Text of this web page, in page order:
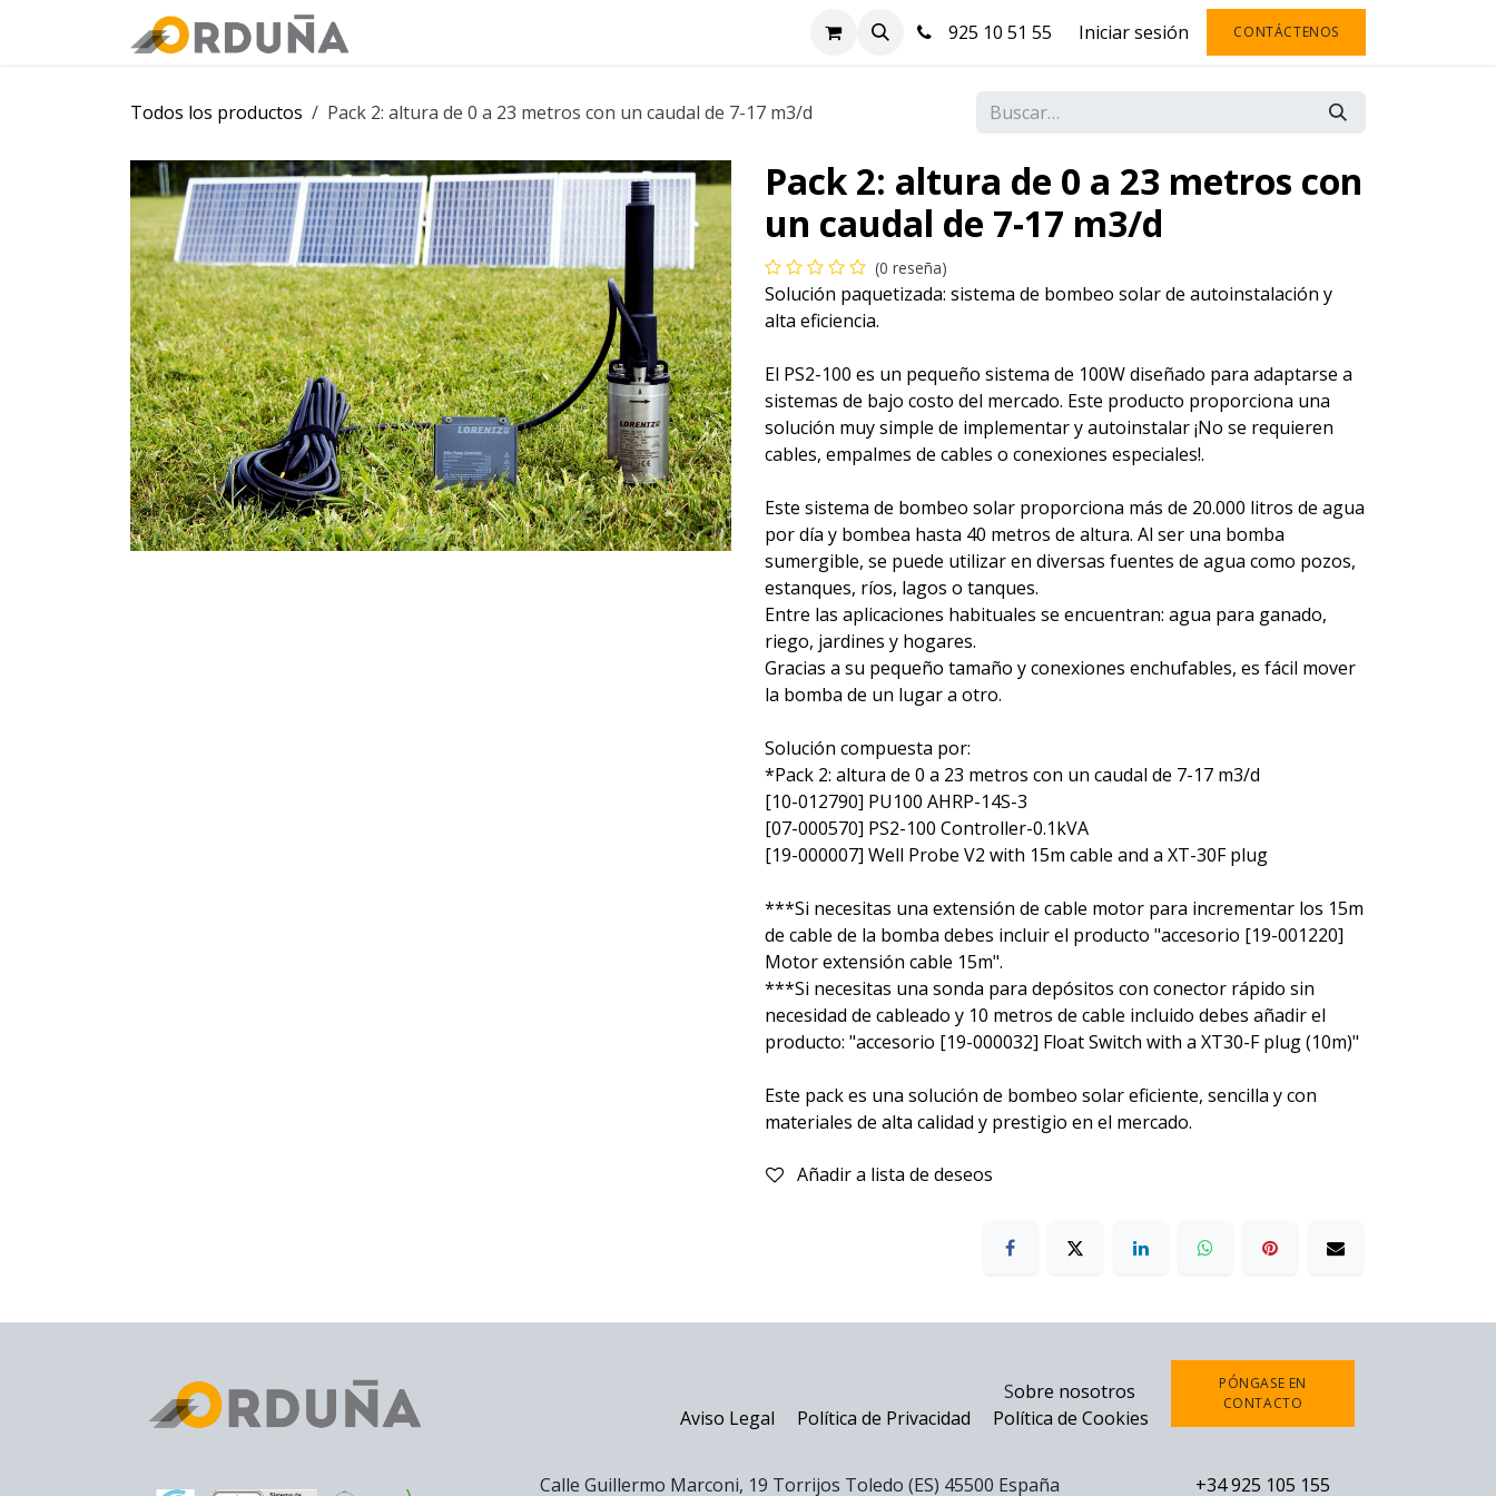
Blog Contacto925 10 51 55 Iniciar sesión CONTÁCTENOS
Todos los productos Pack 2: altura de 0 a 23 metros con un caudal de 7-17 m3/d
Pack 2: altura de 0 a 23 metros con
un caudal de 7-17 m3/d
(0 reseña)
Solución paquetizada: sistema de bombeo solar de autoinstalación y
alta eficiencia.
El PS2-100 es un pequeño sistema de 100W diseñado para adaptarse a
sistemas de bajo costo del mercado. Este producto proporciona una
solución muy simple de implementar y autoinstalar ¡No se requieren
cables, empalmes de cables o conexiones especiales!.
Este sistema de bombeo solar proporciona más de 20.000 litros de agua
por día y bombea hasta 40 metros de altura. Al ser una bomba
sumergible, se puede utilizar en diversas fuentes de agua como pozos,
estanques, ríos, lagos o tanques.
Entre las aplicaciones habituales se encuentran: agua para ganado,
riego, jardines y hogares.
Gracias a su pequeño tamaño y conexiones enchufables, es fácil mover
la bomba de un lugar a otro.
Solución compuesta por:
*Pack 2: altura de 0 a 23 metros con un caudal de 7-17 m3/d
[10-012790] PU100 AHRP-14S-3
[07-000570] PS2-100 Controller-0.1kVA
[19-000007] Well Probe V2 with 15m cable and a XT-30F plug
***Si necesitas una extensión de cable motor para incrementar los 15m
de cable de la bomba debes incluir el producto "accesorio [19-001220]
Motor extensión cable 15m".
***Si necesitas una sonda para depósitos con conector rápido sin
necesidad de cableado y 10 metros de cable incluido debes añadir el
producto: "accesorio [19-000032] Float Switch with a XT30-F plug (10m)"
Este pack es una solución de bombeo solar eficiente, sencilla y con
materiales de alta calidad y prestigio en el mercado.
Añadir a lista de deseos
Sobre nosotros
Aviso Legal
Política de Privacidad Política de Cookies
Calle Guillermo Marconi, 19 Torrijos Toledo (ES) 45500 España
PÓNGASE EN
CONTACTO
+34 925 105 155